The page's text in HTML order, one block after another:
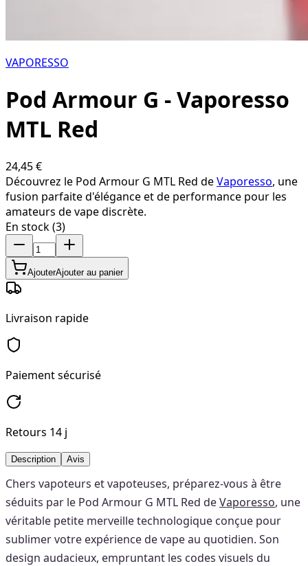
VAPORESSO
Pod Armour G - Vaporesso
MTL Red
24,45 €
Découvrez le Pod Armour G MTL Red deVaporesso, une
fusion parfaite d'élégance et de performance pour les
amateurs de vape discrète.
En stock (3)
AjouterAjouter au panier
Livraison rapide
Paiement sécurisé
Retours 14 j
Description Avis
Chers vapoteurs et vapoteuses, préparez-vous à être
séduits par le Pod Armour G MTL Red deVaporesso, une
véritable petite merveille technologique conçue pour
sublimer votre expérience de vape au quotidien. Son
design audacieux, empruntant les codes visuels du